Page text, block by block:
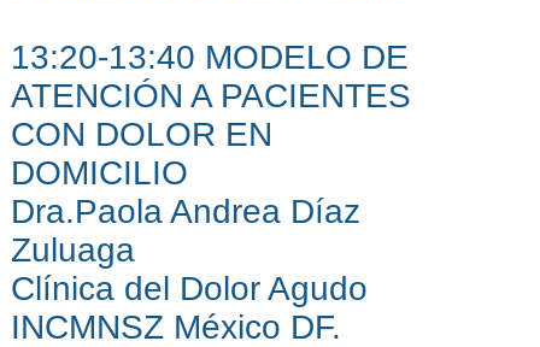
13:20-13:40 MODELO DE
ATENCIÓN A PACIENTES
CON DOLOR EN
DOMICILIO
Dra.Paola Andrea Díaz
Zuluaga
Clínica del Dolor Agudo
INCMNSZ México DF.